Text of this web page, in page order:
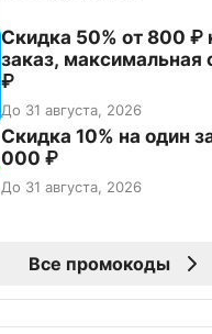
Скидка 50% от 800 ₽
заказ, максимальная
₽
До 31 августа, 2026
Скидка 10% на один
000 ₽
До 31 августа, 2026
Все промокоды